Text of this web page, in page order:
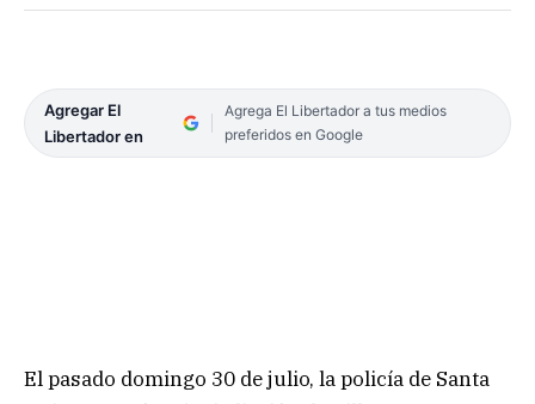
Agregar El
Libertador en
Agrega El Libertador a tus medios
preferidos en Google
El pasado domingo 30 de julio, la policía de Santa